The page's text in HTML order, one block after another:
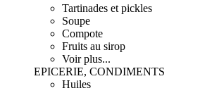
Tartinades et pickles
Soupe
Compote
Fruits au sirop
Voir plus...
EPICERIE, CONDIMENTS
Huiles